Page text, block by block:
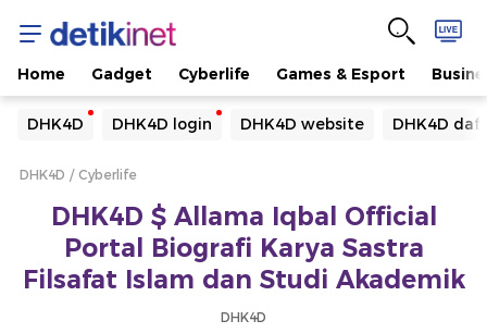
Home Gadget Cyberlife Games & Esport
DHK4D DHK4D login DHK4D website DHK4D
Yang sedang ramai dicari
Loading...
Loading...
DHK4D Cyberlife
DHK4D $ Allama Iqbal Official
Portal Biografi Karya Sastra
Filsafat Islam dan Studi Akademik
DHK4D